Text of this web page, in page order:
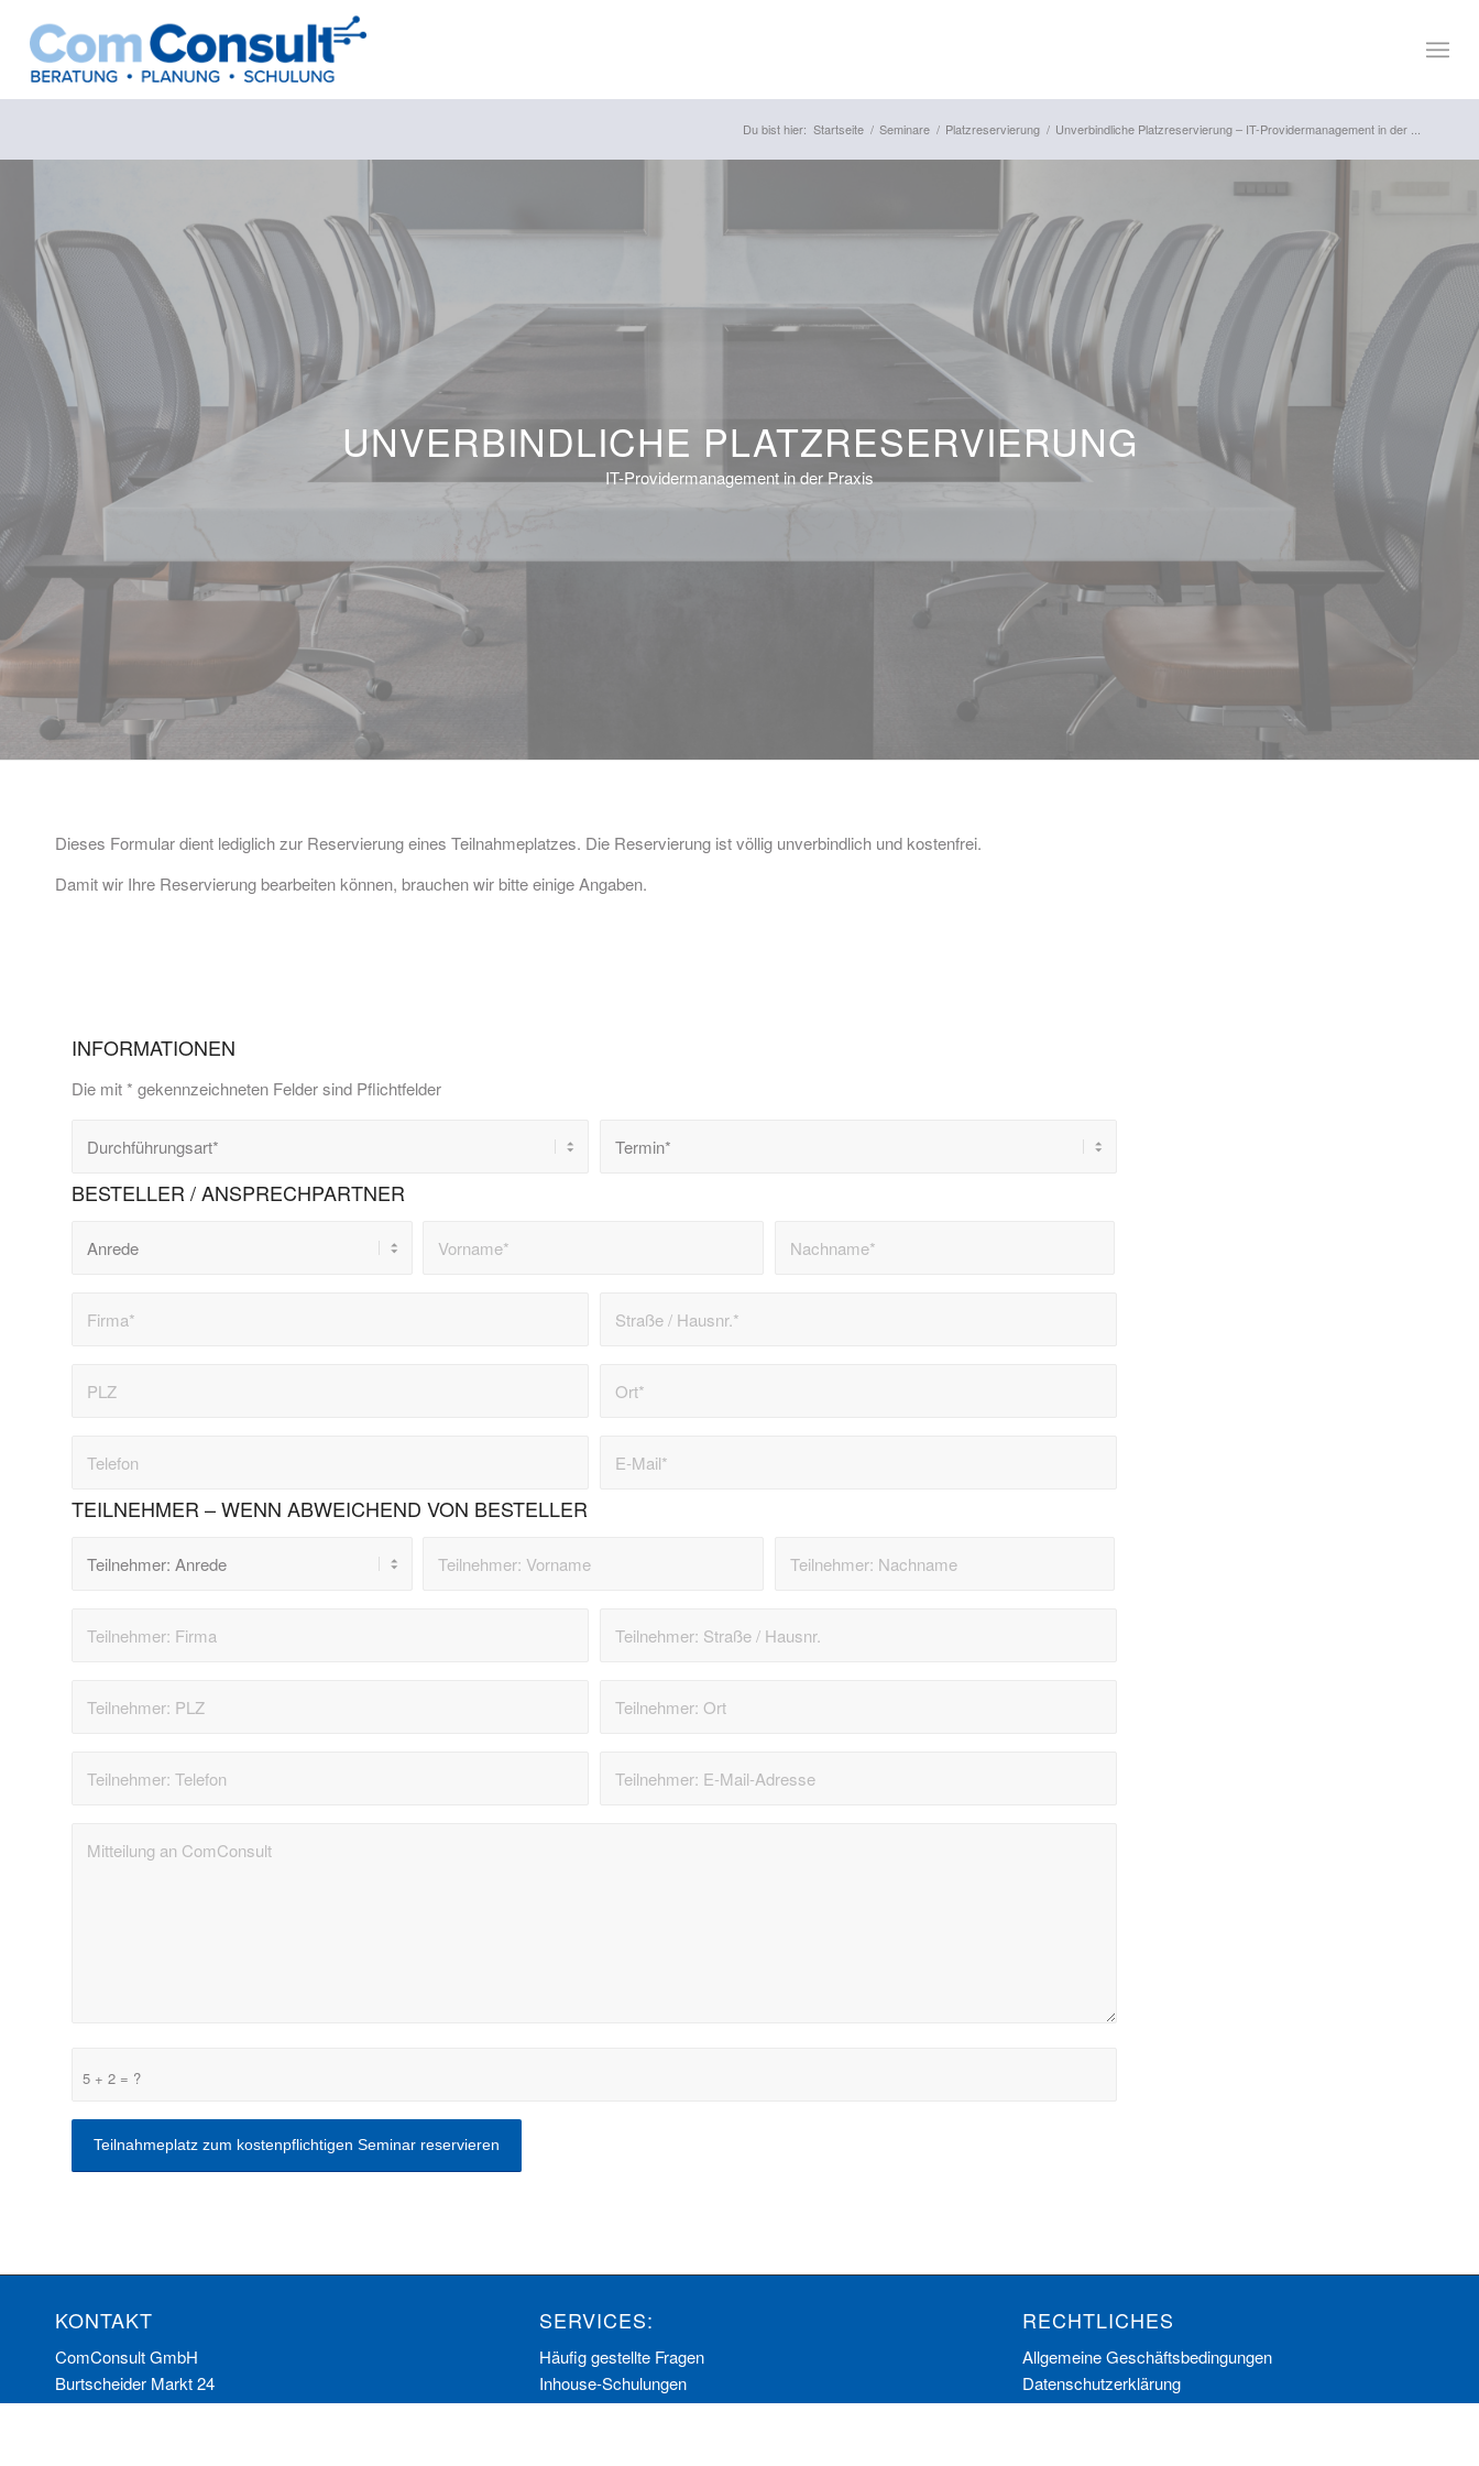
Du bist hier: Startseite / Seminare / Platzreservierung / Unverbindliche Platzreservierung – IT-Providermanagement in der ...
UNVERBINDLICHE PLATZRESERVIERUNG
IT-Providermanagement in der Praxis
Dieses Formular dient lediglich zur Reservierung eines Teilnahmeplatzes. Die Reservierung ist völlig unverbindlich und kostenfrei.
Damit wir Ihre Reservierung bearbeiten können, brauchen wir bitte einige Angaben.
INFORMATIONEN
Die mit * gekennzeichneten Felder sind Pflichtfelder
BESTELLER / ANSPRECHPARTNER
TEILNEHMER – WENN ABWEICHEND VON BESTELLER
5 + 2 = ?
KONTAKT
ComConsult GmbH
Burtscheider Markt 24
52066 Aachen
SERVICES:
Häufig gestellte Fragen
Inhouse-Schulungen
Veranstaltungen A-Z
RECHTLICHES
Allgemeine Geschäftsbedingungen
Datenschutzerklärung
Impressum